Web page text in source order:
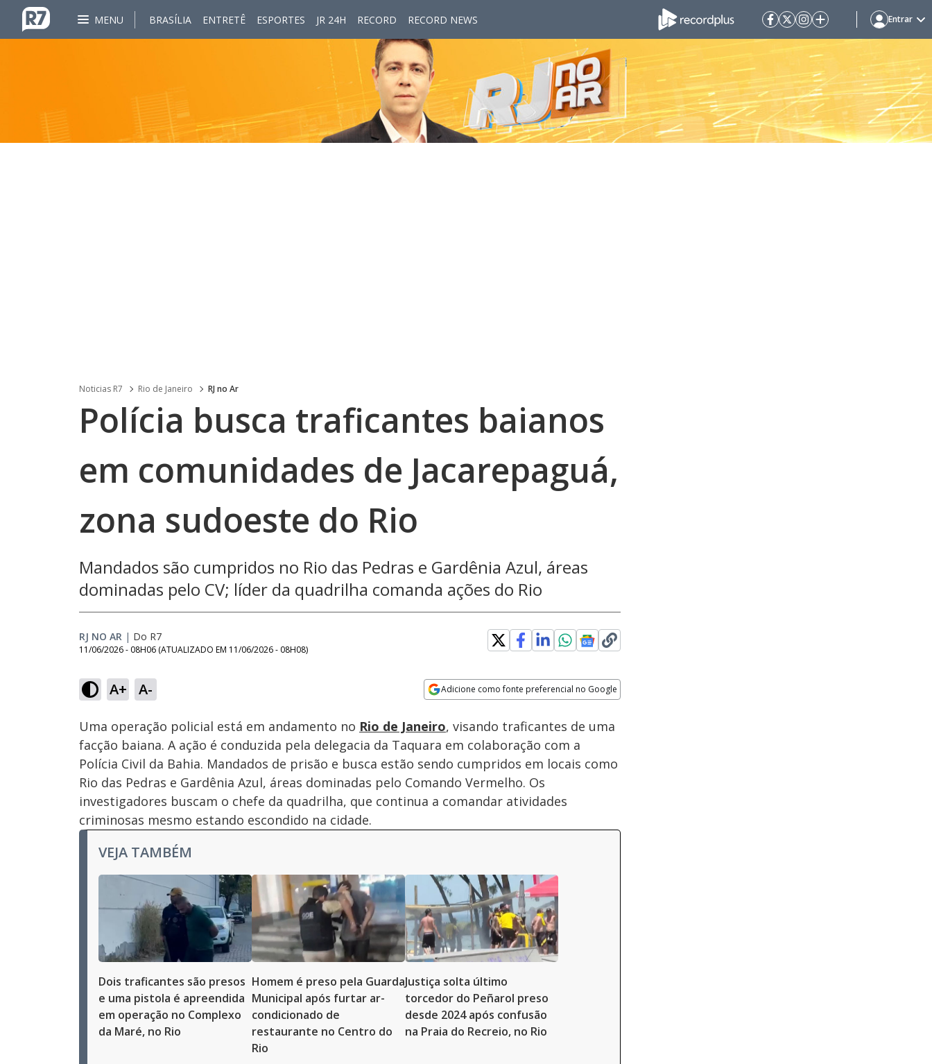
MENU BRASÍLIA ENTRETÊ ESPORTES JR 24H RECORD RECORD NEWS Entrar
Noticias R7 Rio de Janeiro RJ no Ar
Polícia busca traficantes baianos
em comunidades de Jacarepaguá,
zona sudoeste do Rio
Mandados são cumpridos no Rio das Pedras e Gardênia Azul, áreas
dominadas pelo CV; líder da quadrilha comanda ações do Rio
RJ NO AR | Do R7
11/06/2026 - 08H06 (ATUALIZADO EM 11/06/2026 - 08H08)
A+ A- Adicione como fonte preferencial no Google
Ativar
Som
Velocidade
Uma operação policial está em andamento no Rio de Janeiro, visando traficantes de uma
facção baiana. A ação é conduzida pela delegacia da Taquara em colaboração com a
Polícia Civil da Bahia. Mandados de prisão e busca estão sendo cumpridos em locais como
Rio das Pedras e Gardênia Azul, áreas dominadas pelo Comando Vermelho. Os
investigadores buscam o chefe da quadrilha, que continua a comandar atividades
criminosas mesmo estando escondido na cidade.
VEJA TAMBÉM
Dois traficantes são presos
e uma pistola é apreendida
em operação no Complexo
da Maré, no Rio
Homem é preso pela Guarda
Municipal após furtar ar-
condicionado de
restaurante no Centro do
Rio
Justiça solta último
torcedor do Peñarol preso
desde 2024 após confusão
na Praia do Recreio, no Rio